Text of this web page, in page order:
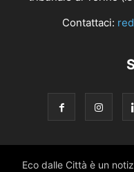
Contattaci:
Eco dalle Città è un